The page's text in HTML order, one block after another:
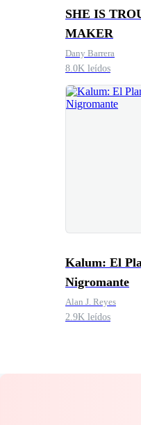
SHE IS
MAKER
Dany Barrera
8.0K leídos
Kalum: El
Nigromante
Alan J. Reyes
2.9K leídos